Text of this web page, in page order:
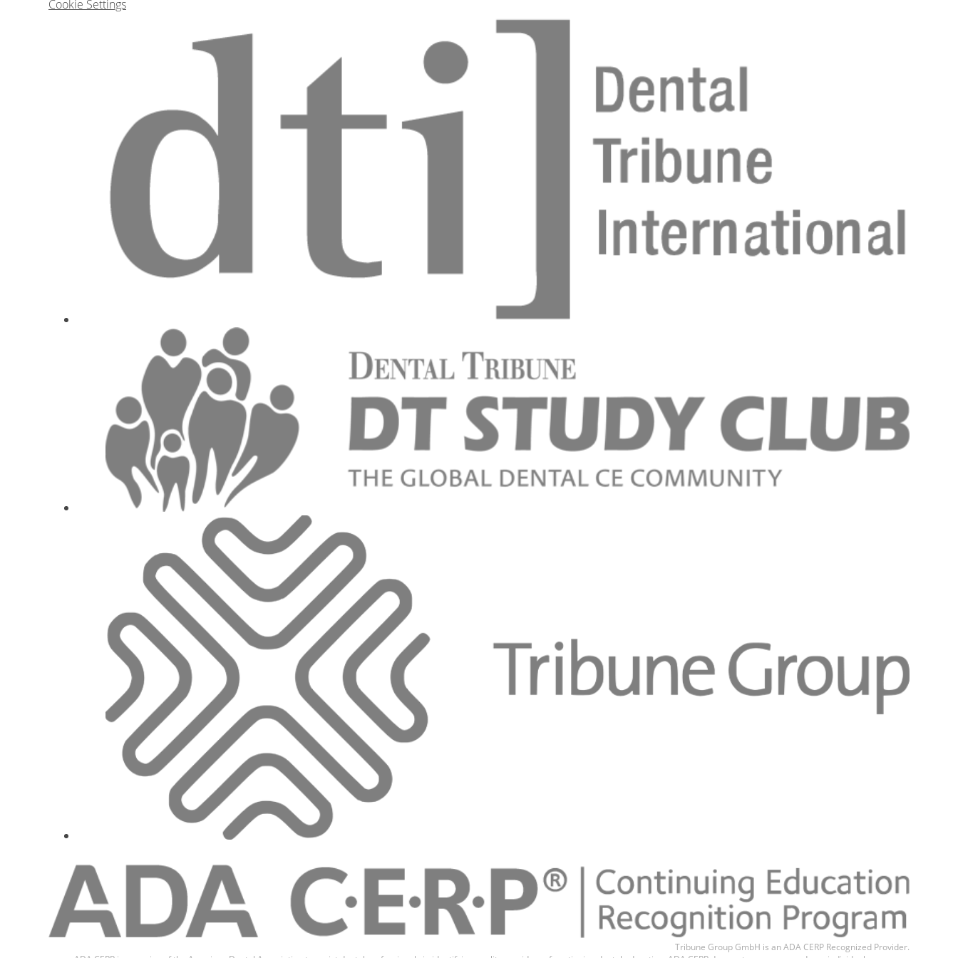
Tratamento oportuno das maloclusões de classe III em dentadura decídua e mista através da
rotação do plano oclusal
João Alberto Martinez
O papel do cirurgião bucomaxilofacial no atendimento da síndrome da apneia obstrutiva do
João Ferreira dos Santos Junior
Գրանցվիր
Emergências Médicas no Consultório Odontológico
Prof. Dr.Francisco Octávio T. Pacca
Գրանցվիր
Cookie Settings
Tribune Group GmbH is an ADA CERP Recognized Provider.